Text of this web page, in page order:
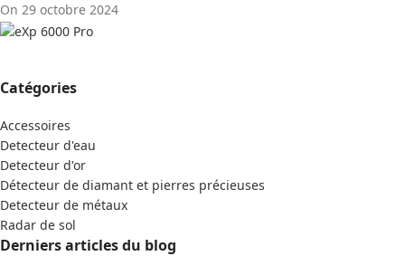
On 29 octobre 2024
Catégories
Accessoires
Detecteur d'eau
Detecteur d'or
Détecteur de diamant et pierres précieuses
Detecteur de métaux
Radar de sol
Derniers articles du blog